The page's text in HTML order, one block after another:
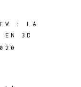
: LA
EN 3D